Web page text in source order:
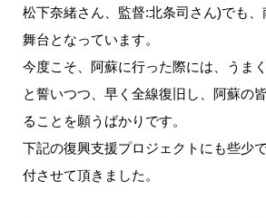
松下奈緒さん、監督:北条司さん)でも
舞台となっています。
今度こそ、阿蘇に行った際には、うま
と誓いつつ、早く全線復旧し、阿蘇の
ることを願うばかりです。
下記の復興支援プロジェクトにも些少
付させて頂きました。